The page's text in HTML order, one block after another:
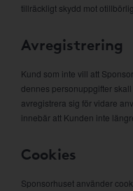
tillräckligt skydd mot
Avregistrering
Kund som inte vill att
dennes personuppgifter
avregistrera sig för vidare
innebär att Kunden inte
Cookies
Sponsorhuset använder